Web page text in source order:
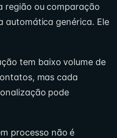
região ou comparação
automática genérica. Ele
tem baixo volume de
mas cada
pode
processo não é